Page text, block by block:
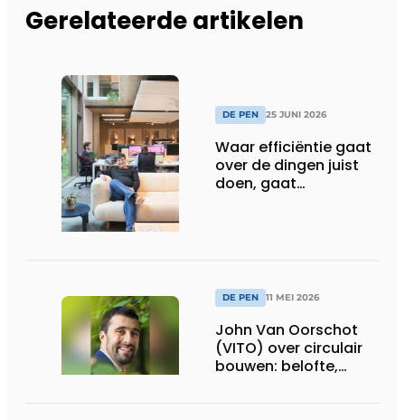
Gerelateerde artikelen
DE PEN 25 JUNI 2026
Waar efficiëntie gaat
over de dingen juist
doen, gaat
DE PEN 11 MEI 2026
John Van Oorschot
(VITO) over circulair
bouwen: belofte,